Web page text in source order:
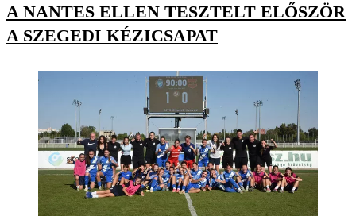
A NANTES ELLEN TESZTELT ELŐSZÖR
A SZEGEDI KÉZICSAPAT